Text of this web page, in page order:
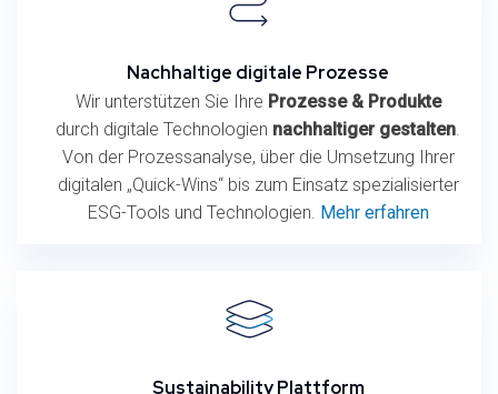
Nachhaltige digitale Prozesse
Wir unterstützen Sie Ihre Prozesse & Produkte
durch digitale Technologien nachhaltiger gestalten
Von der Prozessanalyse, über die Umsetzung Ihrer
digitalen „Quick-Wins“ bis zum Einsatz spezialisierter
ESG-Tools und Technologien. Mehr erfahren
Sustainability Plattform